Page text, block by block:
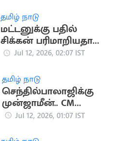
தமிழ் நாடு
மட்டனுக்கு பதில்
சிக்கன் பரிமாறியதால்
கலவரமான கல்யாண
Jul 12, 2026, 02:07 IST
தமிழ் நாடு
செந்தில்பாலாஜிக்கு
முன்ஜாமீன்.. CM
விஜய்க்கு அதிர்ச்சி
Jul 12, 2026, 01:07 IST